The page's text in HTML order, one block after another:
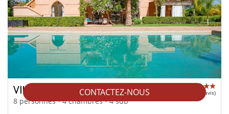
CONTACTEZ-NOUS
VILLA MEKKI (3 avis)
8 personnes • 4 chambres • 4 sdb